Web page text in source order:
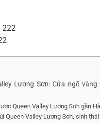
222
Lương Sơn: Cửa ngõ
Queen Valley Lương Sơn gần
Queen Valley Lương Sơn, sinh